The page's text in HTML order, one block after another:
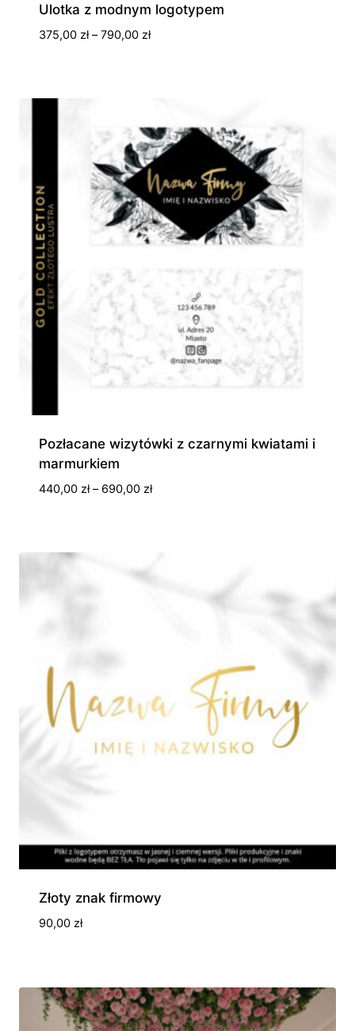
Ulotka z modnym logotypem
375,00 zł – 790,00 złZakres
790,00 zł
Pozłacane wizytówki z czarnymi kwiatami i
marmurkiem
440,00 zł – 690,00 złZakres
Złoty znak firmowy
90,00 zł